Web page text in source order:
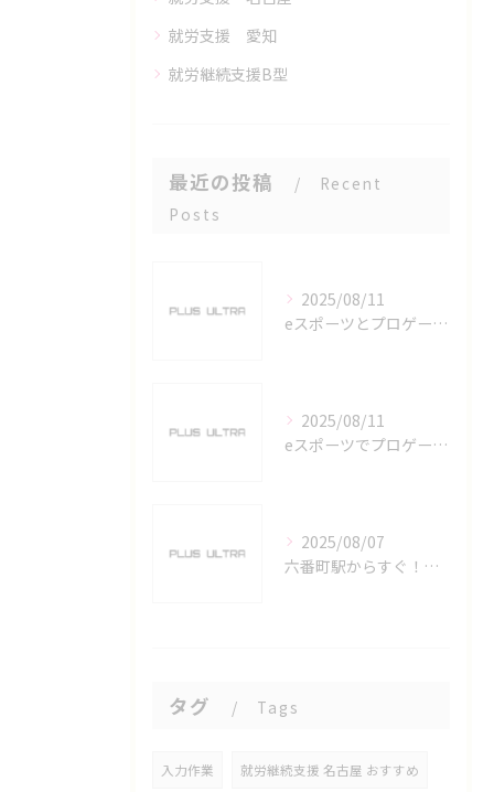
就労支援 愛知
就労継続支援B型
最近の投稿
Recent
Posts
2025/08/11
eスポーツとプロゲーマーを六番町駅で目指すための実践ガイド
2025/08/11
eスポーツでプロゲーマーを目指す愛知県名古屋市の最新キャリアガイド
2025/08/07
六番町駅からすぐ！名古屋のeスポーツ施設で快適なプレイ環境を確保
タグ Tags
入力作業 就労継続支援 名古屋 おすすめ